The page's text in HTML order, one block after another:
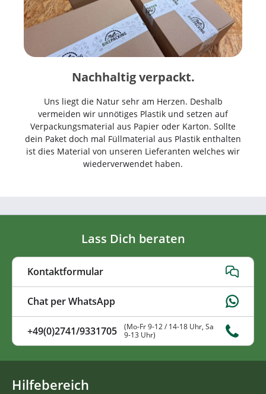
Nachhaltig verpackt.
Uns liegt die Natur sehr am Herzen. Deshalb
vermeiden wir unnötiges Plastik und setzen auf
Verpackungsmaterial aus Papier oder Karton. Sollte
dein Paket doch mal Füllmaterial aus Plastik enthalten
ist dies Material von unseren Lieferanten welches wir
wiederverwendet haben.
Lass Dich beraten
Kontaktformular
Chat per WhatsApp
+49(0)2741/9331705
(Mo-Fr 9-12 / 14-18 Uhr, Sa
9-13 Uhr)
Hilfebereich